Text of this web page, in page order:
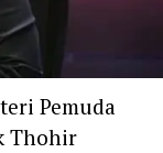
Pemuda
Thohir